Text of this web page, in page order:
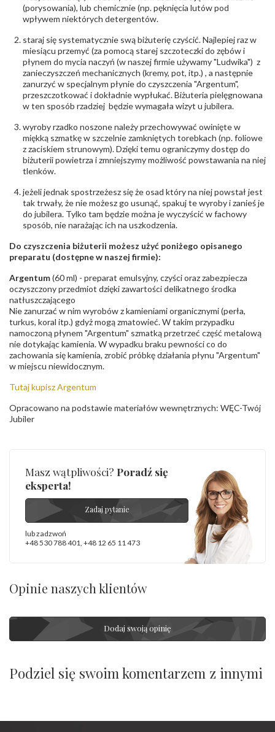
INNE PARAMETRY
odpowiedzialny:
Opole; NIP 7542889545; Tel. +48 77 54 90 100;
biuro@stelmach.pl
Bezpieczeństwo
- rodzaj
ostrzeżenia:
Nie nadaje się dla dzieci w wieku poniżej 3 lat
,Elementy w wyrobie wykonane z białego złota
zawierają nikiel
(porysowania), lub chemicznie (np. pęknięcia lutów pod
wpływem niektórych detergentów.
staraj się systematycznie swą biżuterię czyścić. Najlepiej raz w
miesiącu przemyć (za pomocą starej szczoteczki do zębów i
płynem do mycia naczyń (w naszej firmie używamy "Ludwika") z
zanieczyszczeń mechanicznych (kremy, pot, itp.) , a następnie
zanurzyć w specjalnym płynie do czyszczenia "Argentum",
przeszczotkować i dokładnie wypłukać. Biżuteria pielęgnowana
w ten sposób rzadziej będzie wymagała wizyt u jubilera.
wyroby rzadko noszone należy przechowywać owinięte w
miękką szmatkę w szczelnie zamkniętych torebkach (np. foliowe
z zaciskiem strunowym). Dzięki temu ograniczymy dostęp do
biżuterii powietrza i zmniejszymy możliwość powstawania na niej
tlenków.
jeżeli jednak spostrzeżesz się że osad który na niej powstał jest
tak trwały, że nie możesz go usunąć, spakuj te wyroby i zanieś je
do jubilera. Tylko tam będzie można je wyczyścić w fachowy
sposób, nie narażając ich na uszkodzenia.
Do czyszczenia biżuterii możesz użyć poniżego opisanego
preparatu (dostępne w naszej firmie):
Argentum(60 ml) - preparat emulsyjny, czyści oraz zabezpiecza
oczyszczony przedmiot dzięki zawartości delikatnego środka
natłuszczającego
Nie zanurzać w nim wyrobów z kamieniami organicznymi (perła,
turkus, koral itp.) gdyż mogą zmatowieć. W takim przypadku
namoczoną płynem "Argentum" szmatką przetrzeć część metalową
nie dotykając kamienia. W wypadku braku pewności co do
zachowania się kamienia, zrobić próbkę działania płynu "Argentum"
w miejscu niewidocznym.
Tutaj kupisz Argentum
Opracowano na podstawie materiałów wewnętrznych: WĘC-Twój
Jubiler
Masz wątpliwości? Poradź się
eksperta!
Zadaj pytanie
lub zadzwoń
+48 530 788 401 +48 12 65 11 473
Opinie naszych klientów
Dodaj swoją opinię
Podziel się swoim komentarzem z innymi